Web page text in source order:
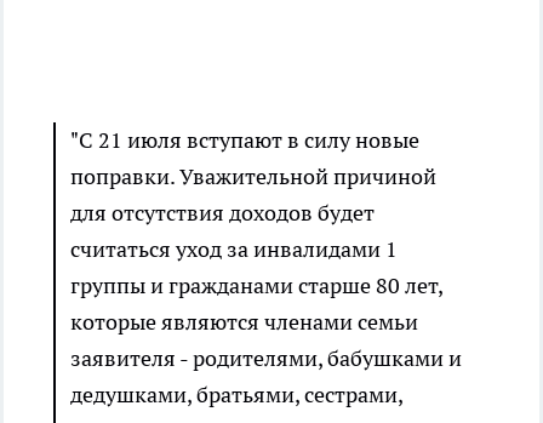
"С 21 июля вступают в силу новые
поправки. Уважительной причиной
для отсутствия доходов будет
считаться уход за инвалидами 1
группы и гражданами старше 80 лет,
которые являются членами семьи
заявителя - родителями, бабушками и
дедушками, братьями, сестрами,